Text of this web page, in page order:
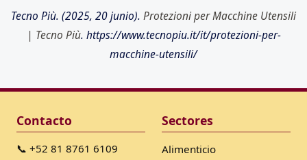
Tecno Più. (2025, 20 junio). Protezioni per Macchine Utensili
| Tecno Più. https://www.tecnopiu.it/it/protezioni-per-
macchine-utensili/
Contacto
📞 +52 81 8761 6109
Sectores
Alimenticio